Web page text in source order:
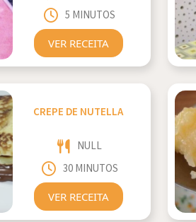
5 MINUTOS
VER RECEITA
CREPE DE NUTELLA
NULL
30 MINUTOS
VER RECEITA